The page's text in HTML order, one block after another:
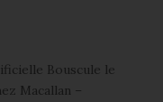
Bouscule le
Macallan –